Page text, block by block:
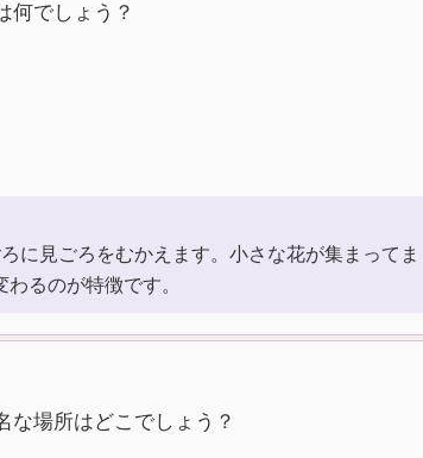
何でしょう？
に見ごろをむかえます。小さな花が集まってま
るのが特徴です。
な場所はどこでしょう？